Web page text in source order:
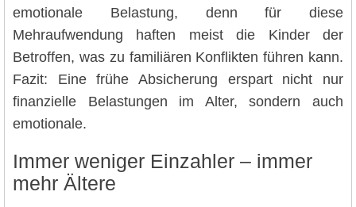
emotionale Belastung, denn für diese
Mehraufwendung haften meist die Kinder der
Betroffen, was zu familiären Konflikten führen kann.
Fazit: Eine frühe Absicherung erspart nicht nur
finanzielle Belastungen im Alter, sondern auch
emotionale.
Immer weniger Einzahler – immer
mehr Ältere